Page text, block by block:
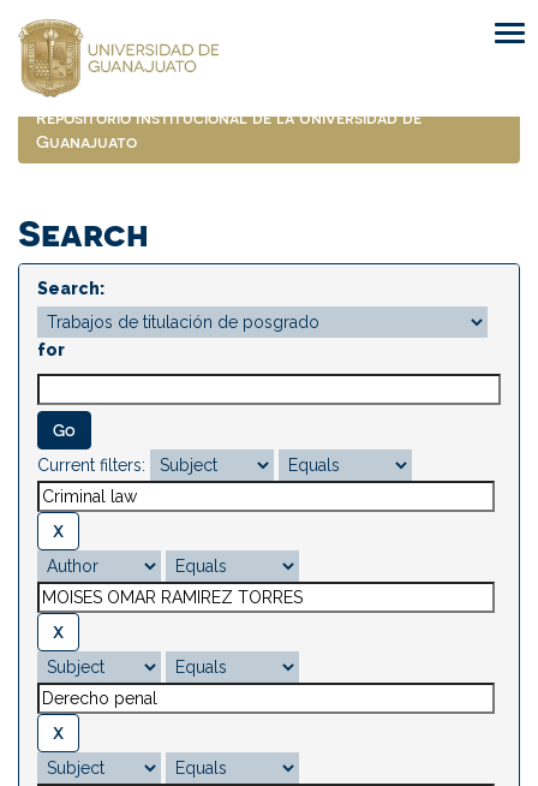
navigation
Repositorio Institucional de la Universidad de
Guanajuato
Search
Search:
for
Current filters: